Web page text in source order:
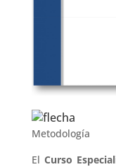
Metodología
El Curso